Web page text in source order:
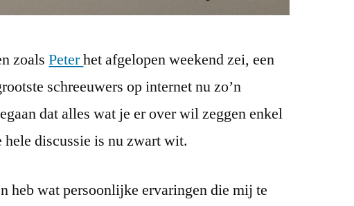
zoalsPeterhet afgelopen weekend zei, een
schreeuwers op internet nu zo’n
dat alles wat je er over wil zeggen enkel
discussie is nu zwart wit.
heb wat persoonlijke ervaringen die mij te